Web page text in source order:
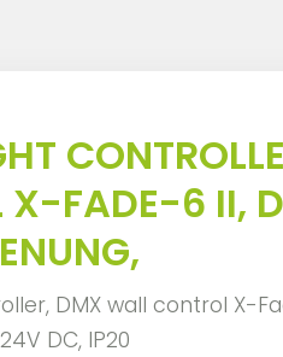
X-FADE-6 II,
DMX wall control X-
DC, IP20